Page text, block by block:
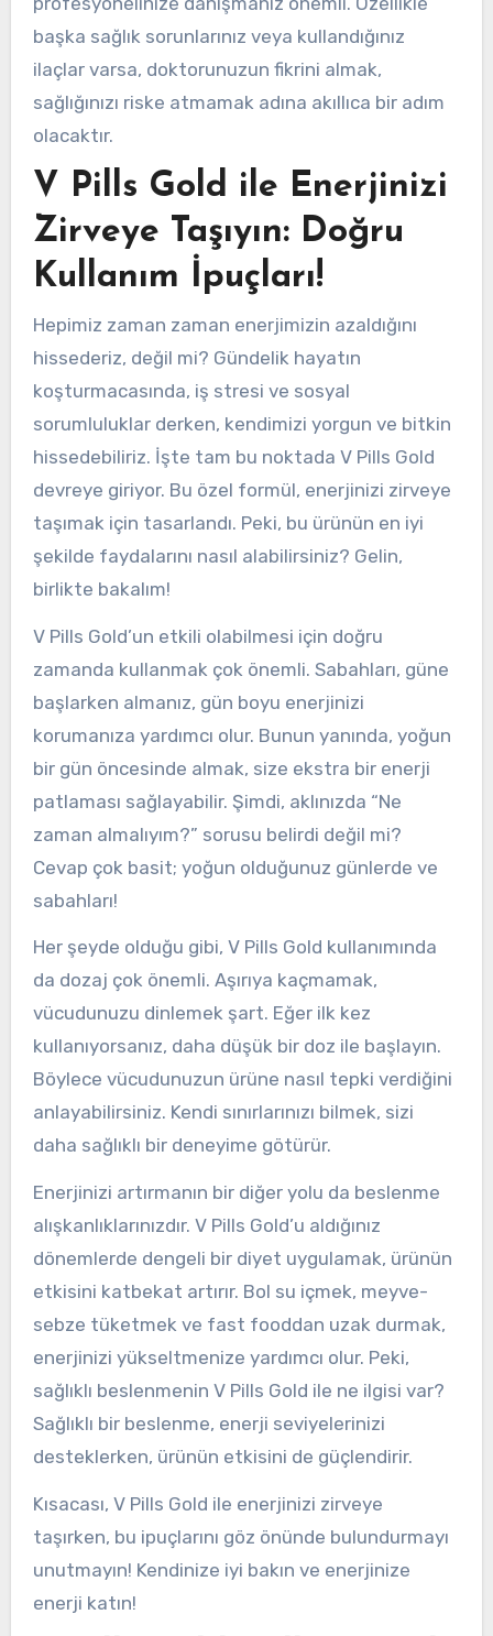
başka sağlık sorunlarınız veya kullandığınız
ilaçlar varsa, doktorunuzun fikrini almak,
sağlığınızı riske atmamak adına akıllıca bir adım
olacaktır.
V Pills Gold ile Enerjinizi
Zirveye Taşıyın: Doğru
Kullanım İpuçları!
Hepimiz zaman zaman enerjimizin azaldığını
hissederiz, değil mi? Gündelik hayatın
koşturmacasında, iş stresi ve sosyal
sorumluluklar derken, kendimizi yorgun ve bitkin
hissedebiliriz. İşte tam bu noktada V Pills Gold
devreye giriyor. Bu özel formül, enerjinizi zirveye
taşımak için tasarlandı. Peki, bu ürünün en iyi
şekilde faydalarını nasıl alabilirsiniz? Gelin,
birlikte bakalım!
V Pills Gold’un etkili olabilmesi için doğru
zamanda kullanmak çok önemli. Sabahları, güne
başlarken almanız, gün boyu enerjinizi
korumanıza yardımcı olur. Bunun yanında, yoğun
bir gün öncesinde almak, size ekstra bir enerji
patlaması sağlayabilir. Şimdi, aklınızda “Ne
zaman almalıyım?” sorusu belirdi değil mi?
Cevap çok basit; yoğun olduğunuz günlerde ve
sabahları!
Her şeyde olduğu gibi, V Pills Gold kullanımında
da dozaj çok önemli. Aşırıya kaçmamak,
vücudunuzu dinlemek şart. Eğer ilk kez
kullanıyorsanız, daha düşük bir doz ile başlayın.
Böylece vücudunuzun ürüne nasıl tepki verdiğini
anlayabilirsiniz. Kendi sınırlarınızı bilmek, sizi
daha sağlıklı bir deneyime götürür.
Enerjinizi artırmanın bir diğer yolu da beslenme
alışkanlıklarınızdır. V Pills Gold’u aldığınız
dönemlerde dengeli bir diyet uygulamak, ürünün
etkisini katbekat artırır. Bol su içmek, meyve-
sebze tüketmek ve fast fooddan uzak durmak,
enerjinizi yükseltmenize yardımcı olur. Peki,
sağlıklı beslenmenin V Pills Gold ile ne ilgisi var?
Sağlıklı bir beslenme, enerji seviyelerinizi
desteklerken, ürünün etkisini de güçlendirir.
Kısacası, V Pills Gold ile enerjinizi zirveye
taşırken, bu ipuçlarını göz önünde bulundurmayı
unutmayın! Kendinize iyi bakın ve enerjinize
enerji katın!